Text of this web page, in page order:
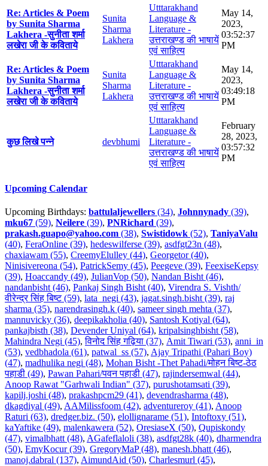
Re: Articles & Poem
by Sunita Sharma
Lakhera -सुनीता शर्मा
लखेरा जी के कविताये
Sunita
Sharma
Lakhera
Utttarakhand
Language &
Literature -
उत्तराखण्ड की भाषायें
एवं साहित्य
May 14,
2023,
03:52:37
PM
Re: Articles & Poem
by Sunita Sharma
Lakhera -सुनीता शर्मा
लखेरा जी के कविताये
Sunita
Sharma
Lakhera
Utttarakhand
Language &
Literature -
उत्तराखण्ड की भाषायें
एवं साहित्य
May 14,
2023,
03:49:18
PM
कुछ लिखे पन्ने devbhumi
Utttarakhand
Language &
Literature -
उत्तराखण्ड की भाषायें
एवं साहित्य
February
28, 2023,
03:57:32
PM
Upcoming Calendar
Upcoming Birthdays: battulaljewellers (34), Johnnynady (39),
mku67 (59), Neilere (39), PNRichard (39),
prakash.guapo@yahoo.com (38), Swistidowk (52), TaniyaValu
(40), FeraOnline (39), hedeswilferse (39), asdfgt23n (48),
chaxiawam (55), CreemyElulley (44), Georgetor (40),
Ninisivereona (54), PatrickSemy (45), Peegeve (39), FeexiseKepsy
(39), Hoaccandy (49), JulianVop (50), Nandan Bisht (46),
nandanbisht (46), Pankaj Singh Bisht (40), Virendra S. Vishth/
वीरेन्द्र सिंह बिष्ट (59), lata_negi (43), jagat.singh.bisht (39), raj
sharma (35), narendrasingh.k (40), sameer singh mehta (37),
mannuvicky (36), deepikakholia (40), Santosh Kotiyal (64),
pankajbisth (38), Devender Uniyal (64), kripalsinghbisht (58),
Mahindra Negi (45),विनोद सिंह गढ़िया (37), Amit Tiwari (53), anni_in
(53), vedbhadola (61), patwal_ss (57), Ajay Tripathi (Pahari Boy)
(47), madhulika negi (48), Mohan Bisht -Thet Pahadi/मोहन बिष्ट-ठेठ
पहाडी (49), Pawan Pahari/पवन पहाडी (47), rajindersemwal (44),
Anoop Rawat "Garhwali Indian" (37), purushotamsati (39),
kapilj.joshi (48), prakashpcm29 (41), devendrasharma (48),
dkagdiyal (49), AAMilissfoom (42), adventureroy (41), Anoop
Raturi (63), dredger.biz. (50), elollignarame (51), Intoftoxy (51),
kaYaftike (49), malenkawera (52), OresiaseX (50), Qupiskondy
(47), vimalbhatt (48), AGafeflaloli (38), asdfgt28k (40), dharmendra
(50), EmyKocur (39), GregoryMaP (48), manesh.bhatt (46),
manoj.dabral (137), AimundAid (50), Charlesmurl (45),